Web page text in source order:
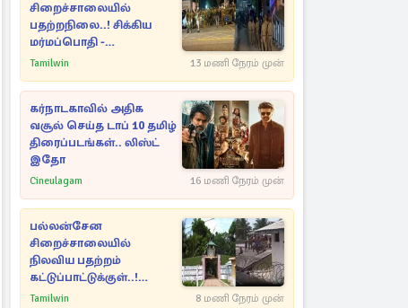
சிறைச்சாலையில்
பதற்றநிலை..! சிக்கிய
மர்மப்பொதி -
பின்னணியில் வெளியான
Tamilwin 13 மணி நேரம் முன்
கர்நாடகாவில் அதிக
வசூல் செய்த டாப் 10 தமிழ்
திரைப்படங்கள்.. லிஸ்ட்
இதோ
Cineulagam 16 மணி நேரம் முன்
பல்லன்சேன
சிறைச்சாலையில்
நிலவிய பதற்றம்
கட்டுப்பாட்டுக்குள்..!
அதிரடியாக களமிறங்கிய
Tamilwin 8 மணி நேரம் முன்